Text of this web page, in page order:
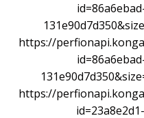
https://
https://